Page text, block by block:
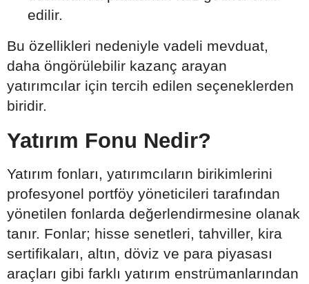
edilir.
Bu özellikleri nedeniyle vadeli mevduat,
daha öngörülebilir kazanç arayan
yatırımcılar için tercih edilen seçeneklerden
biridir.
Yatırım Fonu Nedir?
Yatırım fonları, yatırımcıların birikimlerini
profesyonel portföy yöneticileri tarafından
yönetilen fonlarda değerlendirmesine olanak
tanır. Fonlar; hisse senetleri, tahviller, kira
sertifikaları, altın, döviz ve para piyasası
araçları gibi farklı yatırım enstrümanlarından